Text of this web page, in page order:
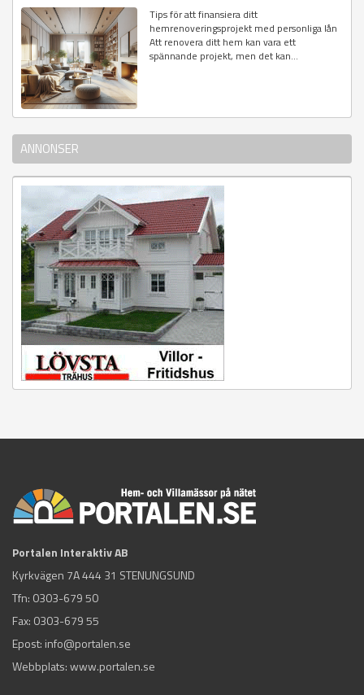
Tips för att finansiera ditt
hemrenoveringsprojekt med personliga lån
Att renovera ditt hem kan vara ett
spännande projekt, men det kan...
ANNONSER
Portalen Interaktiv AB
Kyrkvägen 7A 444 31 STENUNGSUND
Tfn: 0303-679 50
Fax: 0303-679 55
Epost: info@portalen.se
Webbplats: www.portalen.se